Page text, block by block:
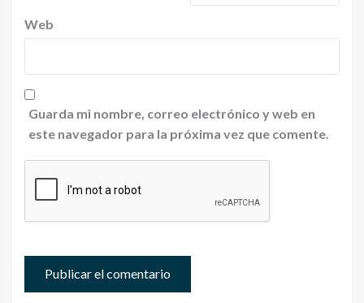
Web
Guarda mi nombre, correo electrónico y web en
este navegador para la próxima vez que comente.